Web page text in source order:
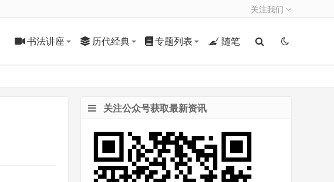
关注我们
书法讲座 历代经典 专题列表 随笔
关注公众号获取最新资讯